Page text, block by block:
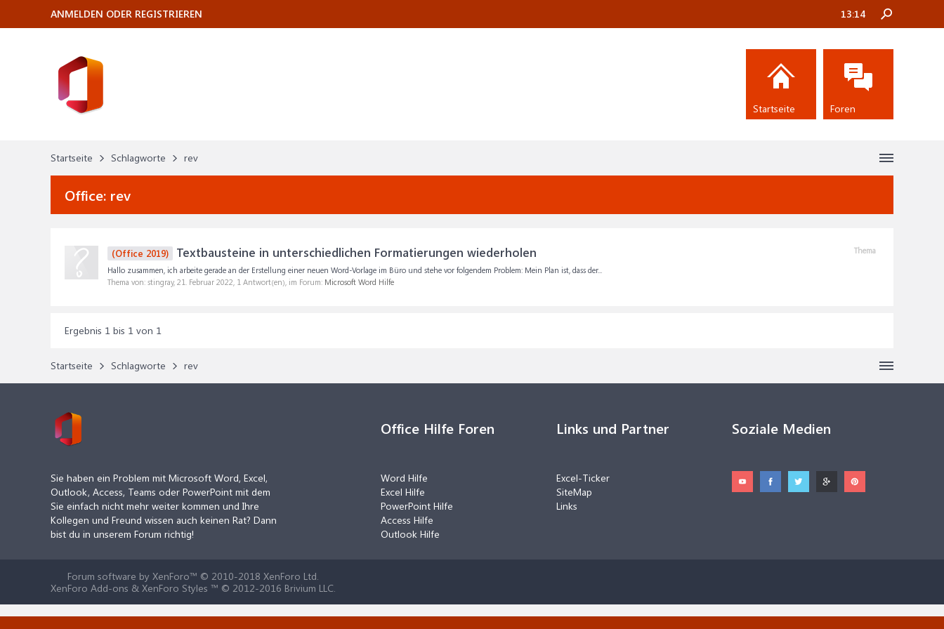
Startseite Schlagworte rev
Office: rev
Thema
(Office 2019) Textbausteine in unterschiedlichen Formatierungen wiederholen
Hallo zusammen, ich arbeite gerade an der Erstellung einer neuen Word-Vorlage im Büro und stehe vor folgendem Problem: Mein Plan ist, dass der...
Thema von: stingray, 21. Februar 2022, 1 Antwort(en), im Forum: Microsoft Word Hilfe
Ergebnis 1 bis 1 von 1
Startseite Schlagworte rev
ANMELDEN ODER REGISTRIEREN 13:14
Startseite Foren
Sie haben ein Problem mit Microsoft Word, Excel,
Outlook, Access, Teams oder PowerPoint mit dem
Sie einfach nicht mehr weiter kommen und Ihre
Kollegen und Freund wissen auch keinen Rat? Dann
bist du in unserem Forum richtig!
Office Hilfe Foren
Word Hilfe
Excel Hilfe
PowerPoint Hilfe
Access Hilfe
Outlook Hilfe
Links und Partner
Excel-Ticker
SiteMap
Links
Soziale Medien
Forum software by XenForo™ © 2010-2018 XenForo Ltd.
XenForo Add-ons & XenForo Styles ™ © 2012-2016 Brivium LLC.